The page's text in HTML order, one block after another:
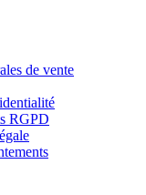
de vente
RGPD